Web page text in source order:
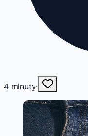
4 minuty·